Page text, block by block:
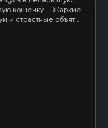
кошечку. . . Жаркие
и страстные объят...